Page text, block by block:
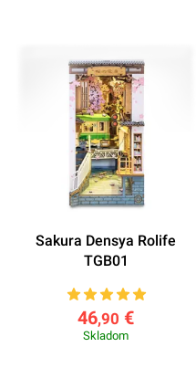
Sakura Densya Rolife
TGB01
46,90 €
Skladom